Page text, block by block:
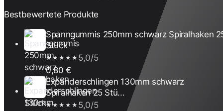
Bestbewertete Produkte
Spanngummis 250mm schwarz Spiralhaken
Stück
★★★★★ 5,0/5
0,80 €
Expanderschlingen 130mm schwarz
Spiralhaken 25 Stü...
★★★★★ 5,0/5